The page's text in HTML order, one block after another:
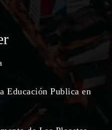
Educación Publica en